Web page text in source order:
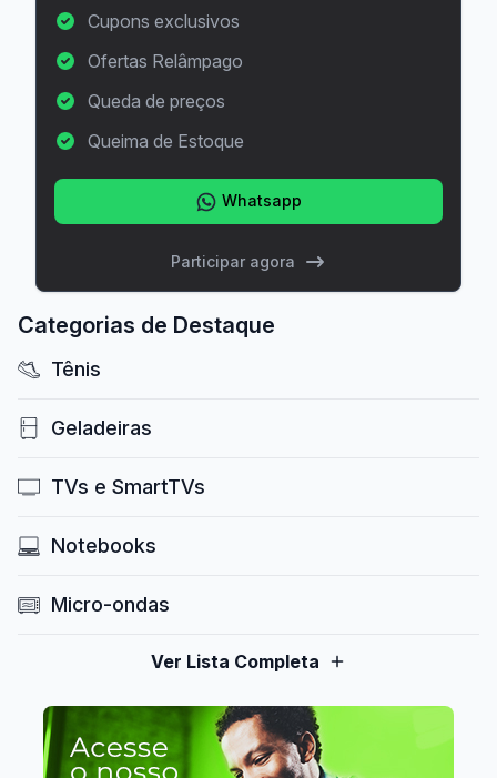
Cupons exclusivos
Ofertas Relâmpago
Queda de preços
Queima de Estoque
Whatsapp
Participar agora
Categorias de Destaque
Tênis
Geladeiras
TVs e SmartTVs
Notebooks
Micro-ondas
Ver Lista Completa